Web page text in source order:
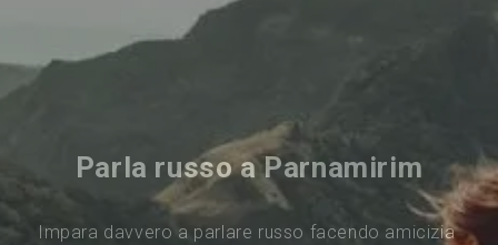
Parla russo a Parnamirim
Impara davvero a parlare russo facendo amicizia